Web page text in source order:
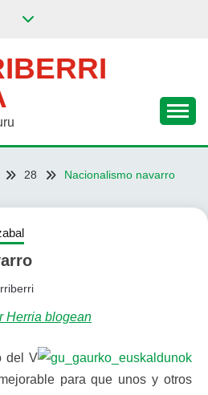
28 Nacionalismo navarro
Herria blogean
del V
para que unos y otros